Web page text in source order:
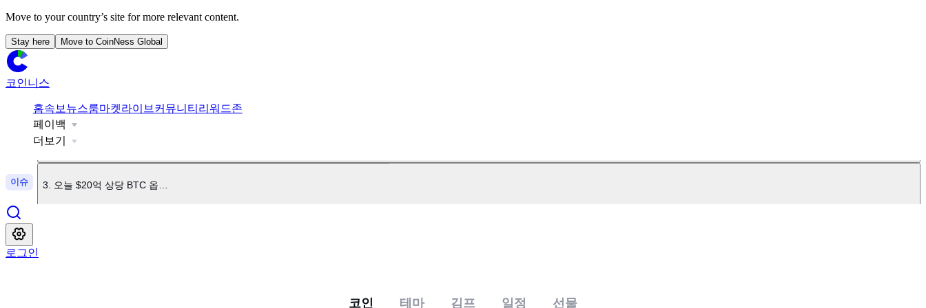
Move to your country’s site for more relevant content.
Stay here Move to CoinNess Global
코인니스
홈속보 뉴스룸마켓라이브 커뮤니티 리워드존
페이백
더보기
이슈
2.업비트, KMNO 상장
3 오늘 $20억 상당 BTC 옵션 만기
로그인
코인 테마 김프 일정 선물